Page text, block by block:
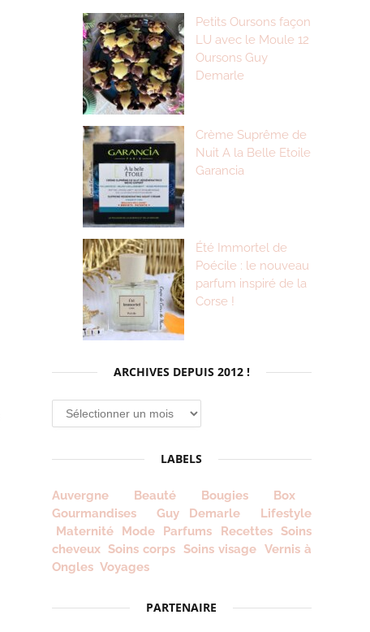
Petits Oursons façon
LU avec le Moule 12
Oursons Guy
Demarle
Crème Suprême de
Nuit A la Belle Etoile
Garancia
Été Immortel de
Poécile : le nouveau
parfum inspiré de la
Corse !
ARCHIVES DEPUIS 2012 !
Archives
depuis
!
LABELS
Auvergne Beauté Bougies
Box
Gourmandises
Guy Demarle
Lifestyle
Maternité
Mode Parfums Recettes Soins
cheveux Soins corps Soins visage Vernis à
Ongles Voyages
PARTENAIRE